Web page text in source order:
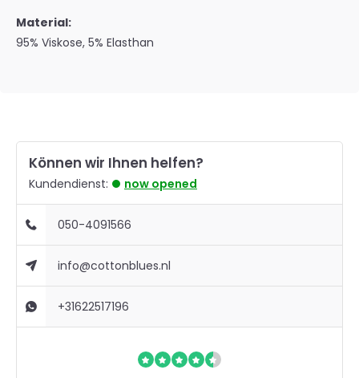
Material:
95% Viskose, 5% Elasthan
Können wir Ihnen helfen?
Kundendienst: now opened
050-4091566
info@cottonblues.nl
+31622517196